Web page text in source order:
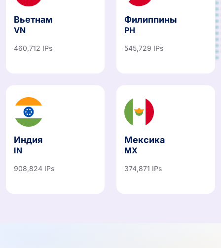
Вьетнам
VN
460,712 IPs
Филиппины
PH
545,729 IPs
Индия
IN
908,824 IPs
Мексика
MX
374,871 IPs